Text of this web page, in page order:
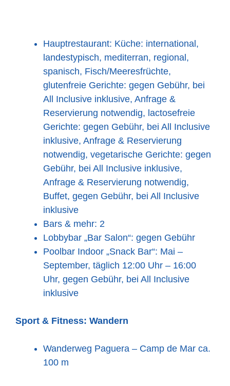
Hauptrestaurant: Küche: international,
landestypisch, mediterran, regional,
spanisch, Fisch/Meeresfrüchte,
glutenfreie Gerichte: gegen Gebühr, bei
All Inclusive inklusive, Anfrage &
Reservierung notwendig, lactosefreie
Gerichte: gegen Gebühr, bei All Inclusive
inklusive, Anfrage & Reservierung
notwendig, vegetarische Gerichte: gegen
Gebühr, bei All Inclusive inklusive,
Anfrage & Reservierung notwendig,
Buffet, gegen Gebühr, bei All Inclusive
inklusive
Bars & mehr: 2
Lobbybar „Bar Salon“: gegen Gebühr
Poolbar Indoor „Snack Bar“: Mai –
September, täglich 12:00 Uhr – 16:00
Uhr, gegen Gebühr, bei All Inclusive
inklusive
Sport & Fitness: Wandern
Wanderweg Paguera – Camp de Mar ca.
100 m